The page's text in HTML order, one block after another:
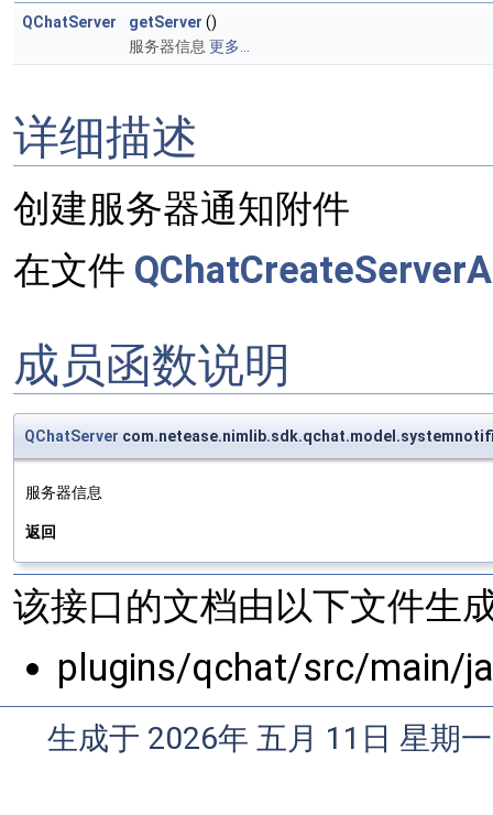
QChatServer getServer ()
服务器信息 更多...
详细描述
创建服务器通知附件
在文件
成员函数说明
QChatServer
服务器信息
返回
该接口的文档由以下文件生
plugins/qchat/src/main/
生成于 2026年 五月 11日 星期